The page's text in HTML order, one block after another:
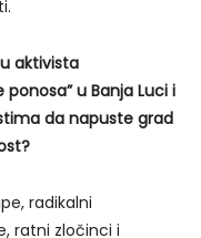
aktivista
u Banja Luci i
da napuste grad
radikalni
ratni zločinci i